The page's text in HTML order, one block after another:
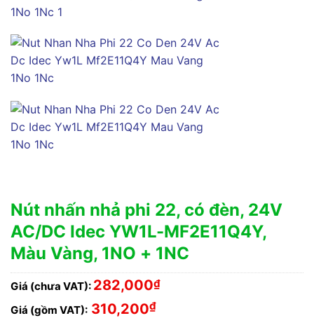
Nút nhấn nhả phi 22, có đèn, 24V
AC/DC Idec YW1L-MF2E11Q4Y,
Màu Vàng, 1NO + 1NC
Giá (chưa VAT): 282,000₫
Giá (gồm VAT): 310,200₫